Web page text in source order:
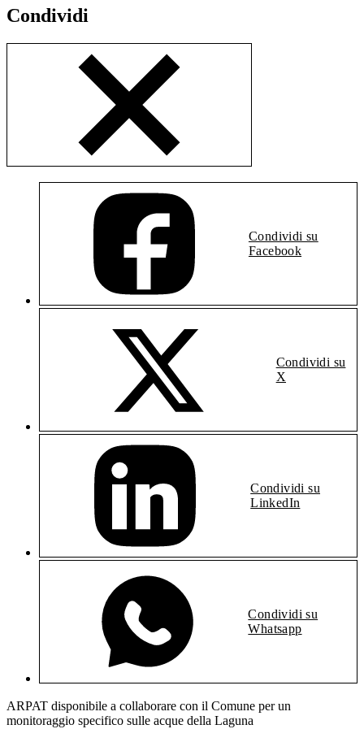
Condividi
Condividi su
Facebook
Condividi su
X
Condividi su
LinkedIn
Condividi su
Whatsapp
ARPAT disponibile a collaborare con il Comune per un
monitoraggio specifico sulle acque della Laguna